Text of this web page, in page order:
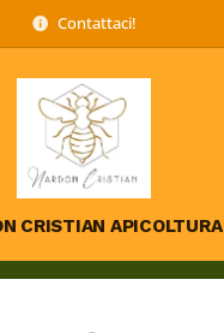
Contattaci!
CRISTIAN APICOLTURA